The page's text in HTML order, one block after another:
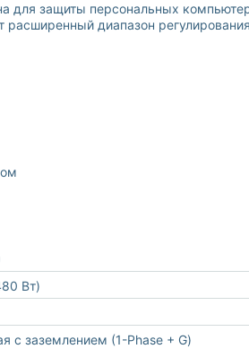
для защиты персональных
диапазон
Вт)
с заземлением (1-Phase + G)